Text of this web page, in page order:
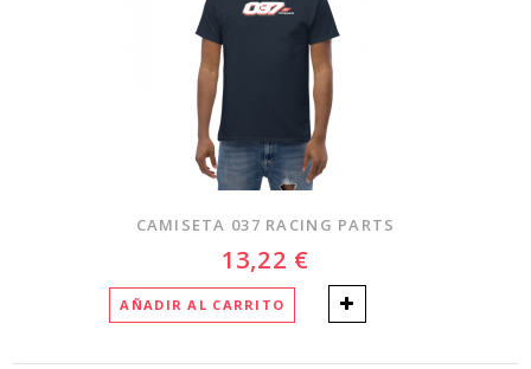
CAMISETA 037 RACING PARTS
13,22 €
AÑADIR AL CARRITO